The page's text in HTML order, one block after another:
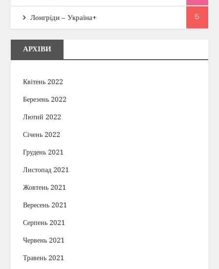
Лонгріди – Україна+ 6
АРХІВИ
Квітень 2022
Березень 2022
Лютий 2022
Січень 2022
Грудень 2021
Листопад 2021
Жовтень 2021
Вересень 2021
Серпень 2021
Червень 2021
Травень 2021